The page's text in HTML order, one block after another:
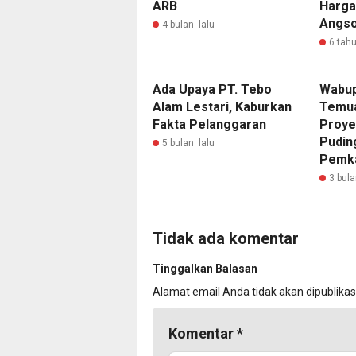
ARB
4 bulan lalu
6
Ada Upaya PT. Tebo
Alam Lestari, Kaburkan
Fakta Pelanggaran
5 bulan lalu
3
Tidak ada komentar
Tinggalkan Balasan
Alamat email Anda tidak akan
Komentar*